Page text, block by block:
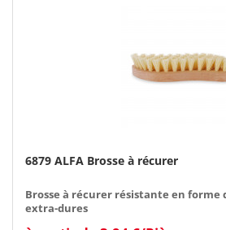
6879 ALFA Brosse à récurer
Brosse à récurer résistante en forme
extra-dures